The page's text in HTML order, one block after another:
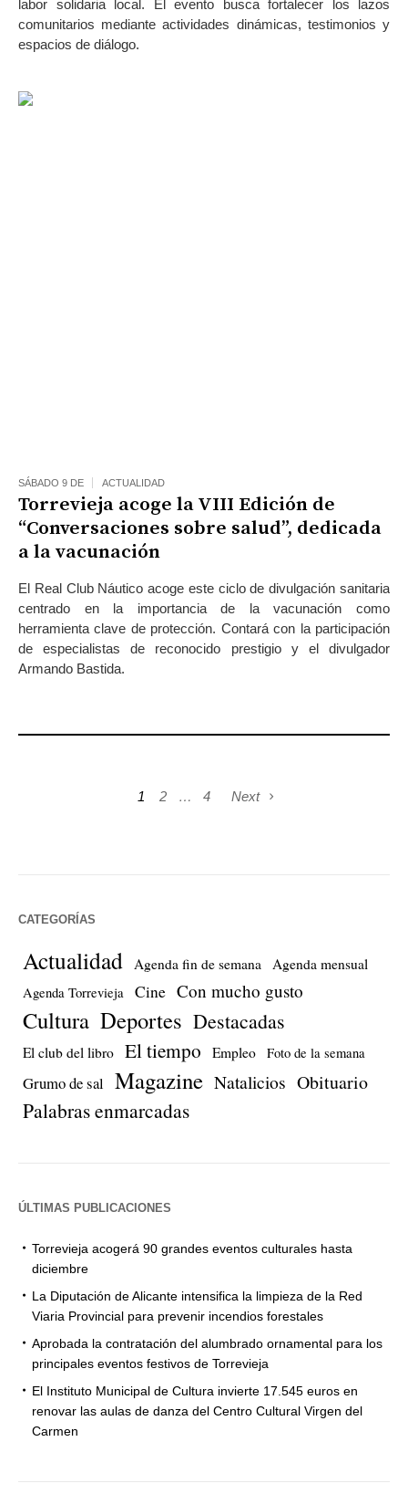
labor solidaria local. El evento busca fortalecer los lazos
comunitarios mediante actividades dinámicas, testimonios y
espacios de diálogo.
SÁBADO 9 DE ACTUALIDAD
Torrevieja acoge la VIII Edición de
“Conversaciones sobre salud”, dedicada
a la vacunación
El Real Club Náutico acoge este ciclo de divulgación sanitaria
centrado en la importancia de la vacunación como
herramienta clave de protección. Contará con la participación
de especialistas de reconocido prestigio y el divulgador
Armando Bastida.
1 2 … 4 Next
CATEGORÍAS
Actualidad Agenda fin de semana Agenda mensual
Agenda Torrevieja Cine Con mucho gusto
Cultura Deportes Destacadas
El club del libro El tiempo Empleo Foto de la semana
Grumo de sal Magazine Natalicios Obituario
Palabras enmarcadas
ÚLTIMAS PUBLICACIONES
Torrevieja acogerá 90 grandes eventos culturales hasta
diciembre
La Diputación de Alicante intensifica la limpieza de la Red
Viaria Provincial para prevenir incendios forestales
Aprobada la contratación del alumbrado ornamental para los
principales eventos festivos de Torrevieja
El Instituto Municipal de Cultura invierte 17.545 euros en
renovar las aulas de danza del Centro Cultural Virgen del
Carmen